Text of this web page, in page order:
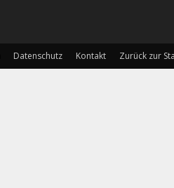
Datenschutz Kontakt Zurück zur